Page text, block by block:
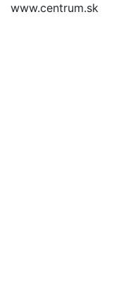
www.centrum.sk